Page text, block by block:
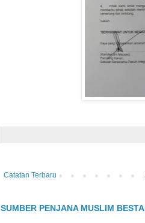
Catatan Terbaru
SUMBER PENJANA MUSLIM